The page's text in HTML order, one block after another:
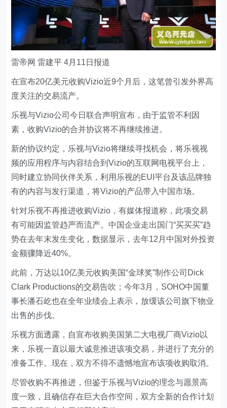
雷帝网 雷建平 4月11日报道
在宣布20亿美元收购Vizio近9个月后，这笔曾引发外界高
度关注的交易流产。
乐视与Vizio公司今日联合声明宣布，由于监管不利因
素，收购Vizio的合并协议将不再继续推进。
新的协议约定，乐视与Vizio将继续寻找机会，将乐视视
频的应用程序与内容结合到Vizio的互联网电视平台上，
同时建立协同伙伴关系，利用乐视的EUI平台及该品牌独
有的内容与发行渠道，将Vizio的产品带入中国市场。
针对乐视不再推进收购Vizio，有媒体报道称，此项交易
有可能因监管趋严而流产。中国企业走出国门“买买买”趋
势在去年末发生变化，数据显示，去年12月中国对外投资
金额骤降近40%。
此前，万达以10亿美元收购美国“金球奖”制作公司Dick
Clark Productions的交易告吹；今年3月，SOHO中国董
事长潘石屹也在全年业绩会上表示，放缓该公司旗下物业
出售的步伐。
乐视方面透露，自宣布收购美国第二大电视厂商Vizio以
来，乐视一直以最大诚意推进该项交易，并进行了充分的
准备工作。现在，双方不得不遗憾地宣布该项收购取消。
尽管收购不再推进，但鉴于乐视与Vizio的理念与愿景高
度一致，且确信存在巨大合作空间，双方全新的合作计划